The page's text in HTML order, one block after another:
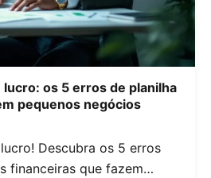
lucro: os 5 erros de planilha
pequenos negócios
Descubra os 5 erros
financeiras que fazem…